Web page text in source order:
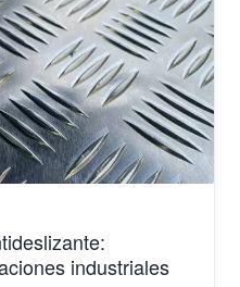
industriales